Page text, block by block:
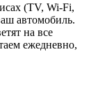
(TV, Wi-Fi,
автомобиль.
на все
ежедневно,